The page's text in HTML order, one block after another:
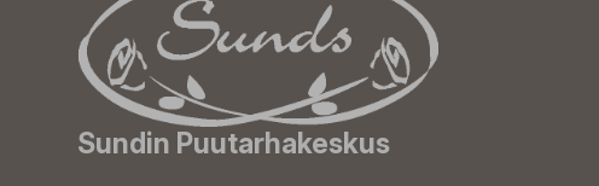
Sundin Puutarhakeskus